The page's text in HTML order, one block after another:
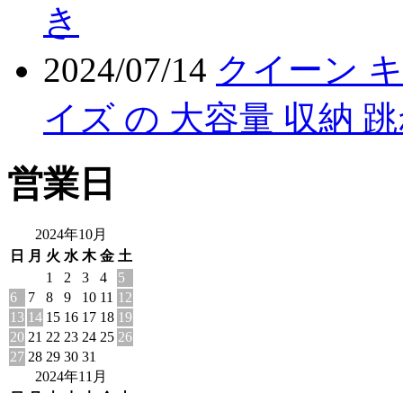
き
2024/07/14 クイーン
イズ の 大容量 収納
営業日
2024年10月
日
月 火 水 木 金 土
1
2 3 4
5
6
7 8 9 10 11 12
13 14 15 16 17 18 19
20 21 22 23 24 25 26
27 28 29 30 31
2024年11月